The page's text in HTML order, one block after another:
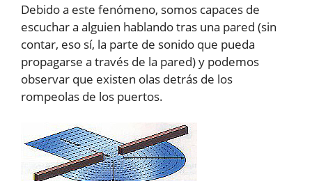
Debido a este fenómeno, somos capaces de
escuchar a alguien hablando tras una pared (sin
contar, eso sí, la parte de sonido que pueda
propagarse a través de la pared) y podemos
observar que existen olas detrás de los
rompeolas de los puertos.